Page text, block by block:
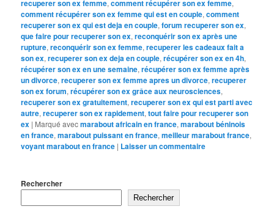
recuperer son ex femme,comment récupérer son ex femme,
comment récupérer son ex femme qui est en couple,comment
recuperer son ex qui est deja en couple,forum recuperer son ex,
que faire pour recuperer son ex,reconquérir son ex après une
rupture,reconquérir son ex femme,recuperer les cadeaux fait a
son ex,recuperer son ex deja en couple,récupérer son ex en 4h,
récupérer son ex en une semaine,récupérer son ex femme après
un divorce,recuperer son ex femme apres un divorce,recuperer
son ex forum,récupérer son ex grâce aux neurosciences,
recuperer son ex gratuitement,recuperer son ex qui est parti avec
autre,recuperer son ex rapidement,tout faire pour recuperer son
ex | Marqué avecmarabout africain en france,marabout béninois
en france,marabout puissant en france,meilleur marabout france,
voyant marabout en france | Laisser un commentaire
Rechercher
Rechercher